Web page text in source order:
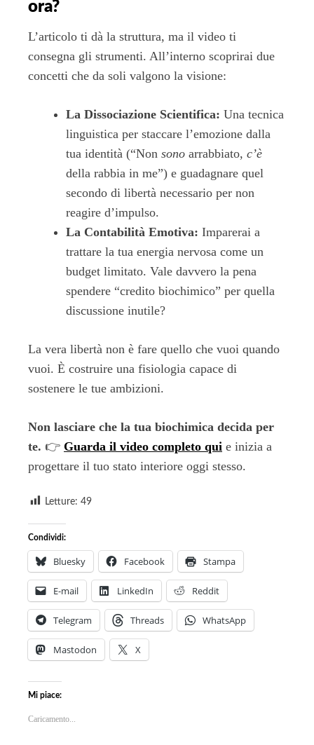
ora?
L’articolo ti dà la struttura, ma il video ti
consegna gli strumenti. All’interno scoprirai due
concetti che da soli valgono la visione:
La Dissociazione Scientifica: Una tecnica
linguistica per staccare l’emozione dalla
tua identità (“Non sono arrabbiato, c’è
della rabbia in me”) e guadagnare quel
secondo di libertà necessario per non
reagire d’impulso.
La Contabilità Emotiva: Imparerai a
trattare la tua energia nervosa come un
budget limitato. Vale davvero la pena
spendere “credito biochimico” per quella
discussione inutile?
La vera libertà non è fare quello che vuoi quando
vuoi. È costruire una fisiologia capace di
sostenere le tue ambizioni.
Non lasciare che la tua biochimica decida per
te. 👉 Guarda il video completo qui e inizia a
progettare il tuo stato interiore oggi stesso.
Letture: 49
Condividi:
Bluesky Facebook Stampa
E-mail LinkedIn Reddit
Telegram Threads WhatsApp
Mastodon X
Mi piace:
Caricamento...